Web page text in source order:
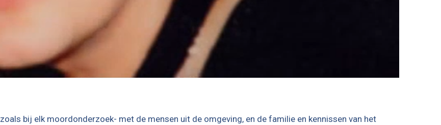
bij elk moordonderzoek- met de mensen uit de omgeving, en de familie en kennissen van het